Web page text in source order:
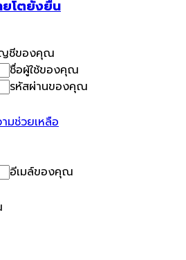
ยโตยั่งยืน
ญชีของคุณ
ชื่อผู้ใช้ของคุณ
รหัสผ่านของคุณ
มช่วยเหลือ
อีเมล์ของคุณ